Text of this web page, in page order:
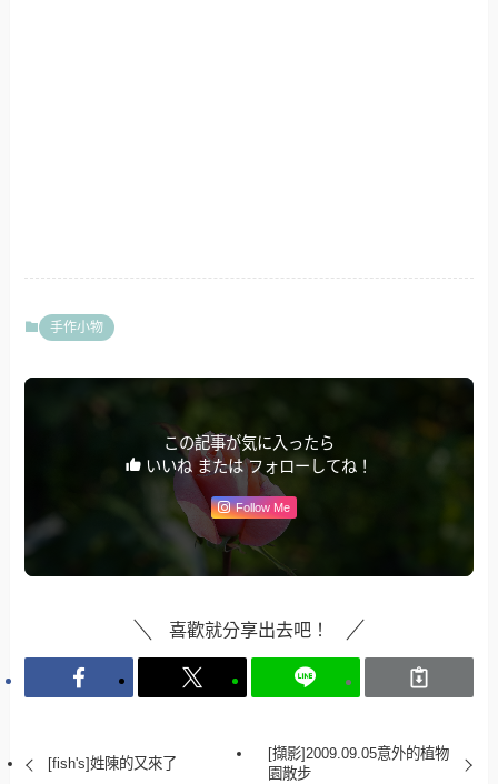
手作小物
この記事が気に入ったら
いいね または フォローしてね！
Follow Me
喜歡就分享出去吧！
[fish's]姓陳的又來了
[擷影]2009.09.05意外的植物
園散步